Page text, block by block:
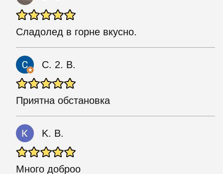
Сладолед в горне вкусно.
С. 2. В.
Приятна обстановка
K. B.
Много доброо